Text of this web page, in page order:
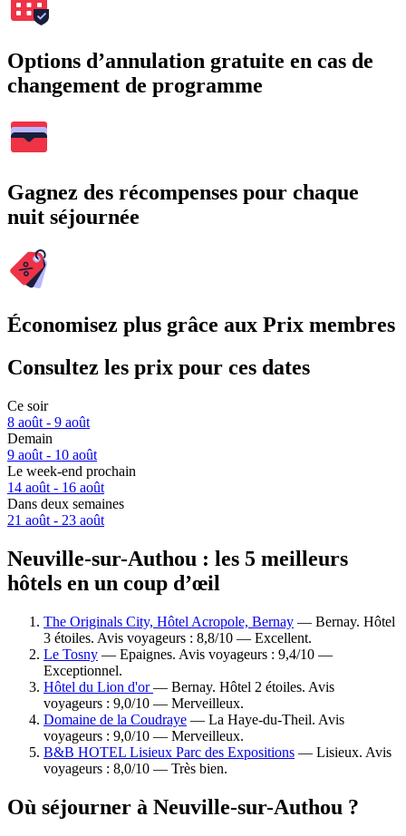
Options d’annulation gratuite en cas de
changement de programme
Gagnez des récompenses pour chaque
nuit séjournée
Économisez plus grâce aux Prix membres
Consultez les prix pour ces dates
Ce soir
8 août - 9 août
Demain
9 août - 10 août
Le week-end prochain
14 août - 16 août
Dans deux semaines
21 août - 23 août
Neuville-sur-Authou : les 5 meilleurs
hôtels en un coup d’œil
The Originals City, Hôtel Acropole, Bernay — Bernay. Hôtel
3 étoiles. Avis voyageurs : 8,8/10 — Excellent.
Le Tosny — Epaignes. Avis voyageurs : 9,4/10 —
Exceptionnel.
Hôtel du Lion d'or— Bernay. Hôtel 2 étoiles. Avis
voyageurs : 9,0/10 — Merveilleux.
Domaine de la Coudraye — La Haye-du-Theil. Avis
voyageurs : 9,0/10 — Merveilleux.
B&B HOTEL Lisieux Parc des Expositions — Lisieux. Avis
voyageurs : 8,0/10 — Très bien.
Où séjourner à Neuville-sur-Authou ?